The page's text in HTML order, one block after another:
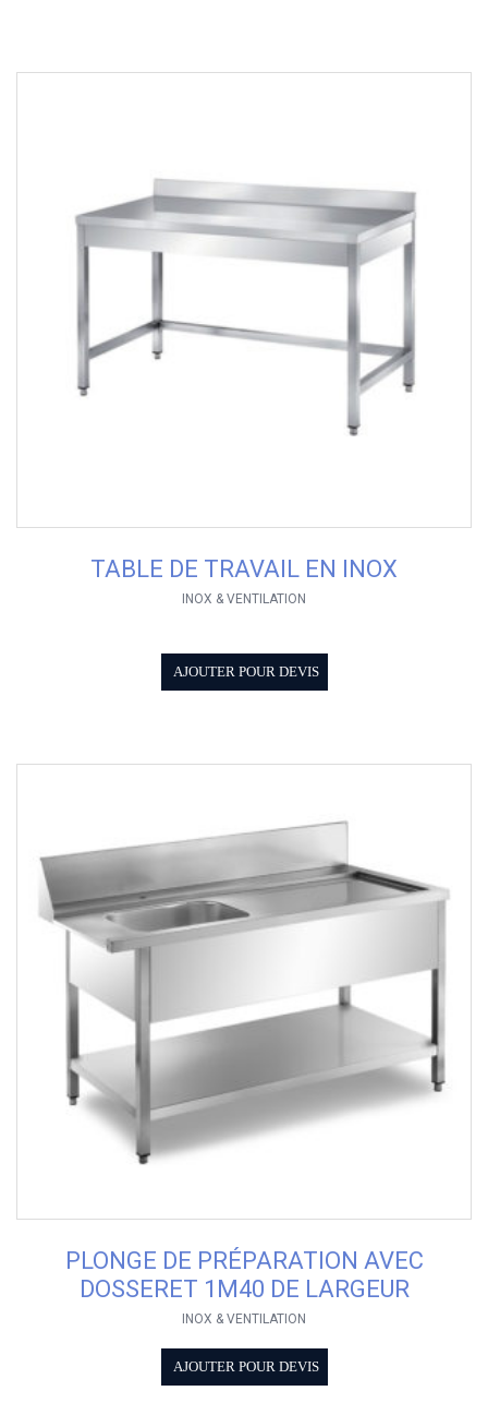
TABLE DE TRAVAIL EN INOX
INOX & VENTILATION
AJOUTER POUR DEVIS
PLONGE DE PRÉPARATION AVEC
DOSSERET 1M40 DE LARGEUR
INOX & VENTILATION
AJOUTER POUR DEVIS